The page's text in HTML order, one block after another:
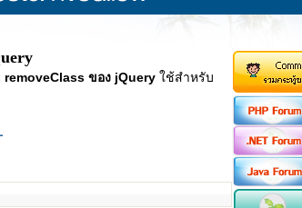
removeClass ของ jQuery ใช้สำหรับ